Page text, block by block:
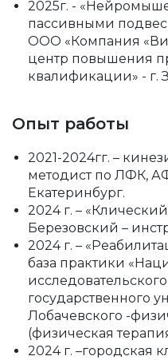
2025г. -
пассивными
ООО «Компания
центр повышения
квалификации» - г.
Опыт работы
2021-2024гг. –
методист по ЛФК,
Екатеринбург.
2024 г. – «Клический
Березовский –
2024 г. –
база практики
государственного
Лобачевского -
(физическая
2024 г. –городская